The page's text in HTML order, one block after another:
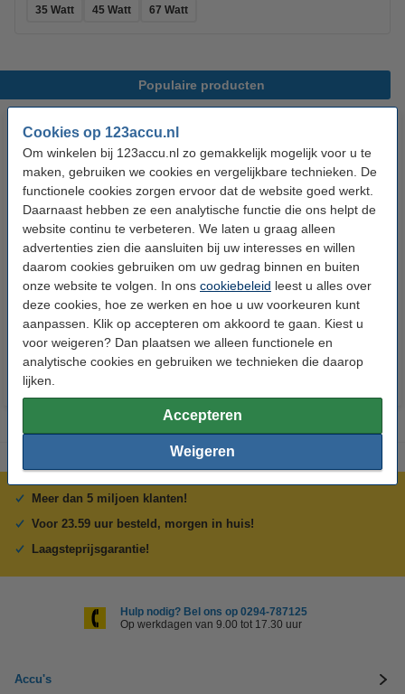
Cookies op 123accu.nl
Om winkelen bij 123accu.nl zo gemakkelijk mogelijk voor u te
maken, gebruiken we cookies en vergelijkbare technieken. De
functionele cookies zorgen ervoor dat de website goed werkt.
Daarnaast hebben ze een analytische functie die ons helpt de
website continu te verbeteren. We laten u graag alleen
advertenties zien die aansluiten bij uw interesses en willen
daarom cookies gebruiken om uw gedrag binnen en buiten
onze website te volgen. In ons cookiebeleid leest u alles over
deze cookies, hoe ze werken en hoe u uw voorkeuren kunt
aanpassen. Klik op accepteren om akkoord te gaan. Kiest u
voor weigeren? Dan plaatsen we alleen functionele en
analytische cookies en gebruiken we technieken die daarop
lijken.
Accepteren
Weigeren
35 Watt 45 Watt 67 Watt
Populaire producten
123accu Xtreme Power AAA /
MN2400 / LR03 alkaline batterij
€ 14,50 Inclusief 21% BTW
123accu Xtreme Power
knoopcellen multipack
€ 5,95 Inclusief 21% BTW
Meer dan 5 miljoen klanten!
Voor 23.59 uur besteld, morgen in huis!
Laagsteprijsgarantie!
Hulp nodig? Bel ons op 0294-787125
Op werkdagen van 9.00 tot 17.30 uur
Accu's